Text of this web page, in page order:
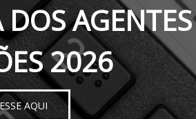
2026
AQUI